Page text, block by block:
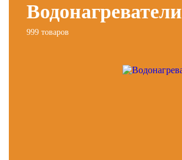
Водонагреватели
999 товаров